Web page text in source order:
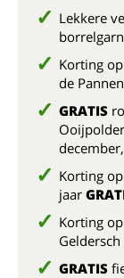
Lekkere
Korting
de
GRATIS
Korting
jaar
Korting
GRATIS